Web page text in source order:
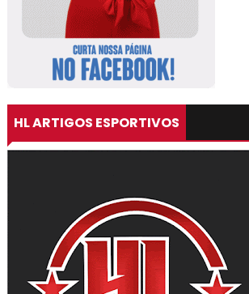
HL ARTIGOS ESPORTIVOS